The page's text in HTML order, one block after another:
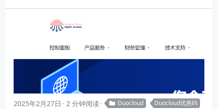
2025年2月27日 2 分钟阅读 Duocloud
Duocloud优惠码